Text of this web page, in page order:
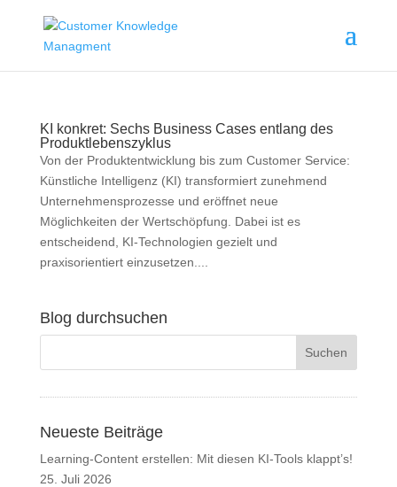
KI konkret: Sechs Business Cases entlang des
Produktlebenszyklus
Von der Produktentwicklung bis zum Customer Service:
Künstliche Intelligenz (KI) transformiert zunehmend
Unternehmensprozesse und eröffnet neue
Möglichkeiten der Wertschöpfung. Dabei ist es
entscheidend, KI-Technologien gezielt und
praxisorientiert einzusetzen....
Blog durchsuchen
Neueste Beiträge
Learning-Content erstellen: Mit diesen KI-Tools klappt’s!
25. Juli 2026